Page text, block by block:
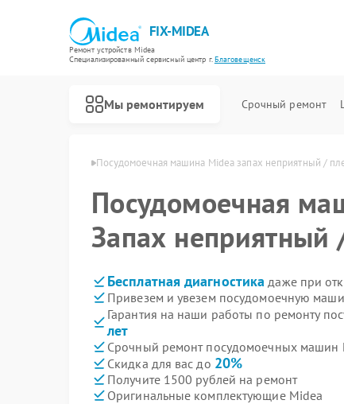
FIX-MIDEA
Ремонт устройств Midea
Специализированный cервисный центр г.Благовещенск
Мы ремонтируем Срочный ремонт
Посудомоечная машина Midea запах неприятный /
Посудомоечная
Запах неприятный
Бесплатная диагностика даже при
Привезем и увезем посудомоечную
Гарантия на наши работы по ремонту
лет
Срочный ремонт посудомоечных машин
Скидка для вас до 20%
Получите 1500 рублей на ремонт
Оригинальные комплектующие Midea